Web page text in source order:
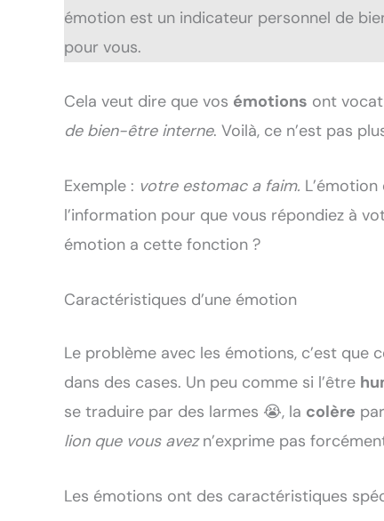
émotion est un indicateur personnel de
pour vous.
Cela veut dire que vos émotions ont
de bien-être interne. Voilà, ce n’est pas
Exemple : votre estomac a faim.
l’information pour que vous répondiez à
émotion a cette fonction ?
Caractéristiques d’une émotion
Le problème avec les émotions, c’est
dans des cases. Un peu comme si l’être
se traduire par des larmes 😭, la colère
lion que vous avezn’exprime pas
Les émotions ont des caractéristiques